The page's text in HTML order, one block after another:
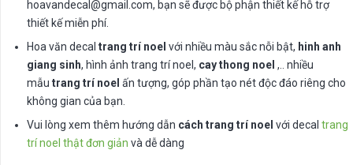
hoavandecal@gmail.com, bạn sẽ được bộ phận thiết kế hỗ trợ
thiết kế miễn phí.
Hoa văn decal trang trí noel với nhiều màu sắc nỗi bật, hinh anh
giang sinh, hình ảnh trang trí noel, cay thong noel ,.. nhiều
mẫu trang trí noel ấn tượng, góp phần tạo nét độc đáo riêng cho
không gian của bạn.
Vui lòng xem thêm hướng dẫn cách trang trí noel với decal trang
trí noel thật đơn giản và dễ dàng